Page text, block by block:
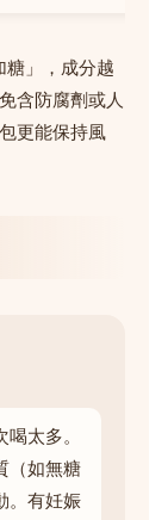
糖」，成分越
含防腐劑或人
更能保持風
太多。
（如無糖
。有妊娠